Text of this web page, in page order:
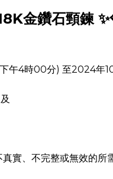
金鑽石頸鍊
午4時00分) 至2024年
實、不完整或無效的所